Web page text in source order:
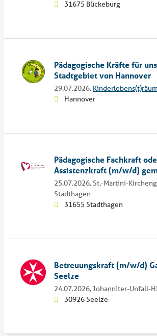
31675 Bückeburg
Pädagogische Kräfte für
Stadtgebiet von Hannover
29.07.2026,
Hannover
Pädagogische Fachkraft
Assistenzkraft (m/w/d)
25.07.2026,St.-Martini-
Stadthagen
31655 Stadthagen
Betreuungskraft (m/w/d)
Seelze
24.07.2026,Johanniter-Unfall-
30926 Seelze